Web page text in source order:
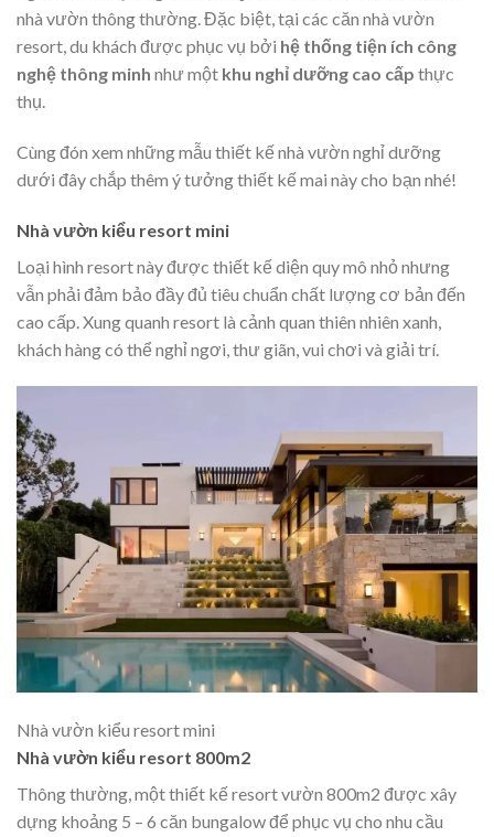
nhà vườn thông thường. Đặc biệt, tại các căn nhà vườn
resort, du khách được phục vụ bởi hệ thống tiện ích công
nghệ thông minh như một khu nghỉ dưỡng cao cấp thực
thụ.
Cùng đón xem những mẫu thiết kế nhà vườn nghỉ dưỡng
dưới đây chắp thêm ý tưởng thiết kế mai này cho bạn nhé!
Nhà vườn kiểu resort mini
Loại hình resort này được thiết kế diện quy mô nhỏ nhưng
vẫn phải đảm bảo đầy đủ tiêu chuẩn chất lượng cơ bản đến
cao cấp. Xung quanh resort là cảnh quan thiên nhiên xanh,
khách hàng có thể nghỉ ngơi, thư giãn, vui chơi và giải trí.
Nhà vườn kiểu resort mini
Nhà vườn kiểu resort 800m2
Thông thường, mộtthiết kế resort vườn 800m2 được xây
dựng khoảng 5 – 6 căn bungalow để phục vụ cho nhu cầu